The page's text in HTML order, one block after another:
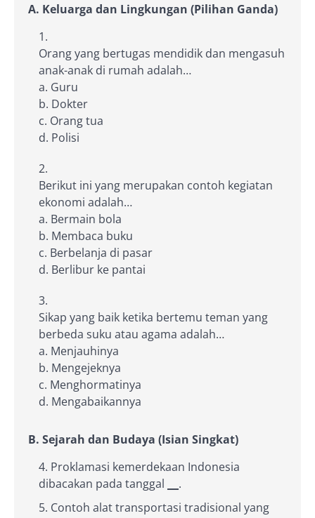
A. Keluarga dan Lingkungan (Pilihan Ganda)
Orang yang bertugas mendidik dan mengasuh
anak-anak di rumah adalah…
a. Guru
b. Dokter
c. Orang tua
d. Polisi
Berikut ini yang merupakan contoh kegiatan
ekonomi adalah…
a. Bermain bola
b. Membaca buku
c. Berbelanja di pasar
d. Berlibur ke pantai
Sikap yang baik ketika bertemu teman yang
berbeda suku atau agama adalah…
a. Menjauhinya
b. Mengejeknya
c. Menghormatinya
d. Mengabaikannya
B. Sejarah dan Budaya (Isian Singkat)
Proklamasi kemerdekaan Indonesia
dibacakan pada tanggal
.
Contoh alat transportasi tradisional yang